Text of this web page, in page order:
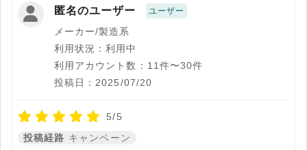
匿名のユーザー ユーザー
メーカー/製造系
利用状況：利用中
利用アカウント数：11件〜30件
投稿日：2025/07/20
5/5
投稿経路 キャンペーン